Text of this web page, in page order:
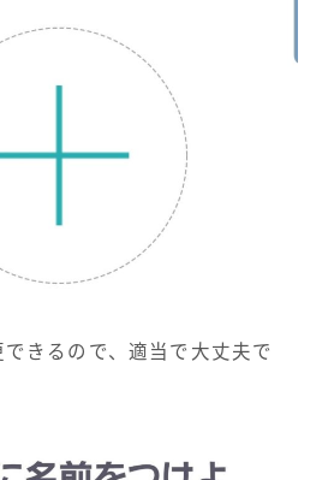
きるので、適当で大丈夫で